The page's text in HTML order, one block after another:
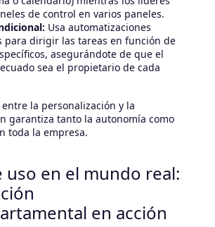
de control en varios paneles.
Usa automatizaciones
para dirigir las tareas en función de
asegurándote de que el
sea el propietario de cada
la personalización y la
garantiza tanto la autonomía como
toda la empresa.
uso en el mundo real:
en acción